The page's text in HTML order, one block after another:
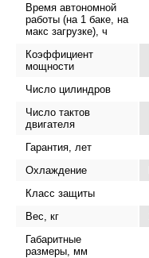
Время автономной
работы (на 1 баке, на
макс загрузке), ч
Коэффициент
мощности
Число цилиндров
Число тактов
двигателя
Гарантия, лет
Охлаждение
Класс защиты
Вес, кг
Габаритные
размеры, мм